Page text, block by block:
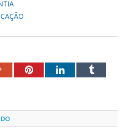
Google+PinterestLinkedInTumblr